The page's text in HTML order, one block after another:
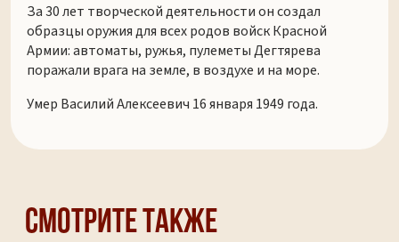
За 30 лет творческой деятельности он создал
образцы оружия для всех родов войск Красной
Армии: автоматы, ружья, пулеметы Дегтярева
поражали врага на земле, в воздухе и на море.
Умер Василий Алексеевич 16 января 1949 года.
Смотрите также